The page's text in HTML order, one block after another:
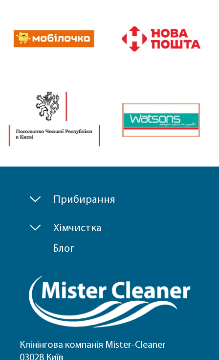
Прибирання
Хімчистка
Блог
Клінінгова компанія Mister-Cleaner
03028 Київ